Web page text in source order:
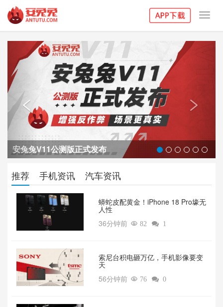
安兔兔V11公测版正式发布

Previous

推荐 手机资讯 汽车资讯
蟒蛇皮配黄金！iPhone 18 Pro壕无
人性
36分钟前  82  1
索尼台积电砸万亿，手机影像要变
天‌
56分钟前  76  0